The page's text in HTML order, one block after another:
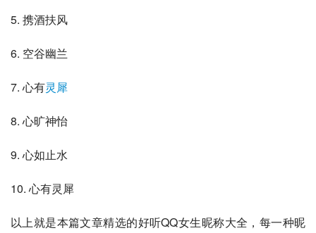
5. 携酒扶风
6. 空谷幽兰
7. 心有灵犀
8. 心旷神怡
9. 心如止水
10. 心有灵犀
以上就是本篇文章精选的好听QQ女生昵称大全，每一种昵